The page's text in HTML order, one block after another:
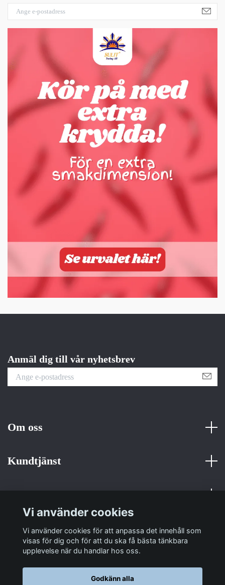
Anmäl dig till vår nyhetsbrev
Om oss
Kundtjänst
Sociala medier
Vi använder cookies
Vi använder cookies för att anpassa det innehåll som
visas för dig och för att du ska få bästa tänkbara
upplevelse när du handlar hos oss.
Godkänn alla